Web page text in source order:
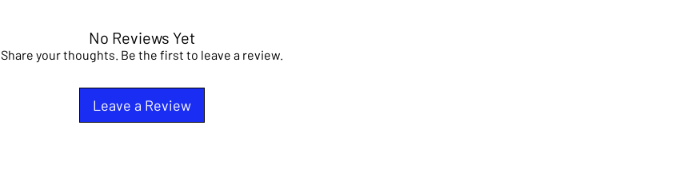
No Reviews Yet
Share your thoughts. Be the first to leave a review.
Leave a Review